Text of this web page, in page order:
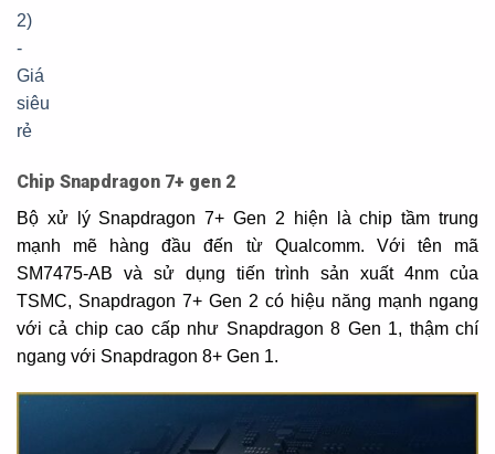
Chip Snapdragon 7+ gen 2
Bộ xử lý Snapdragon 7+ Gen 2 hiện là chip tầm trung
mạnh mẽ hàng đầu đến từ Qualcomm. Với tên mã
SM7475-AB và sử dụng tiến trình sản xuất 4nm của
TSMC, Snapdragon 7+ Gen 2 có hiệu năng mạnh ngang
với cả chip cao cấp như Snapdragon 8 Gen 1, thậm chí
ngang với Snapdragon 8+ Gen 1.